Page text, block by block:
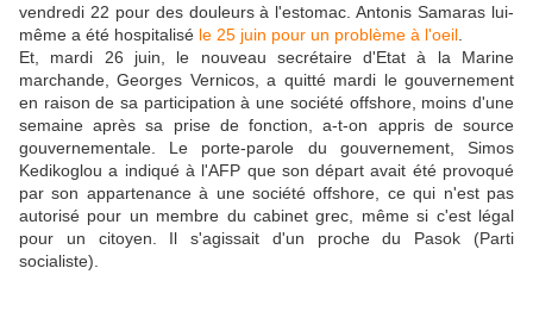
vendredi 22 pour des douleurs à l'estomac. Antonis Samaras lui-
même a été hospitalisé le 25 juin pour un problème à l'oeil
Et, mardi 26 juin, le nouveau secrétaire d'Etat à la Marine
marchande, Georges Vernicos, a quitté mardi le gouvernement
en raison de sa participation à une société offshore, moins d'une
semaine après sa prise de fonction, a-t-on appris de source
gouvernementale. Le porte-parole du gouvernement, Simos
Kedikoglou a indiqué à l'AFP que son départ avait été provoqué
par son appartenance à une société offshore, ce qui n'est pas
autorisé pour un membre du cabinet grec, même si c'est légal
pour un citoyen. Il s'agissait d'un proche du Pasok (Parti
socialiste).